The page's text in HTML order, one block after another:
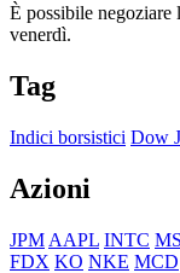
È possibile negoziare
venerdì.
Tag
Indici borsistici Dow
Azioni
JPM AAPL INTC
FDX KO NKE MCD